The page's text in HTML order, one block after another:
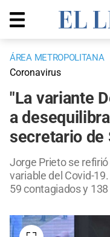
ÁREA METROPOLITANA
Coronavirus
"La variante
a
secretario de
Jorge Prieto se
variable del Covid-
59 contagiados y